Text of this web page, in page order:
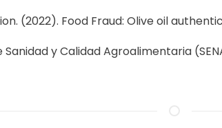
(2022). Food Fraud: Olive oil
Sanidad y Calidad Agroalimentaria